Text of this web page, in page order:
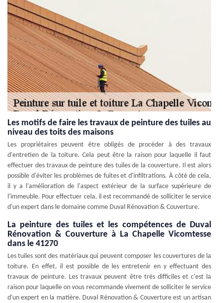
Les motifs de faire les travaux de peinture des tuiles au
niveau des toits des maisons
Les propriétaires peuvent être obligés de procéder à des travaux
d'entretien de la toiture. Cela peut être la raison pour laquelle il faut
effectuer des travaux de peinture des tuiles de la couverture. Il est alors
possible d'éviter les problèmes de fuites et d'infiltrations. À côté de cela,
il y a l'amélioration de l'aspect extérieur de la surface supérieure de
l'immeuble. Pour effectuer cela, il est recommandé de solliciter le service
d'un expert dans le domaine comme Duval Rénovation & Couverture.
La peinture des tuiles et les compétences de Duval
Rénovation & Couverture à La Chapelle Vicomtesse
dans le 41270
Les tuiles sont des matériaux qui peuvent composer les couvertures de la
toiture. En effet, il est possible de les entretenir en y effectuant des
travaux de peinture. Les travaux peuvent être très difficiles et c'est la
raison pour laquelle on vous recommande vivement de solliciter le service
d'un expert en la matière. Duval Rénovation & Couverture est un artisan